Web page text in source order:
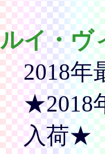
ルイ・ヴ
2018年
★2018
入荷★